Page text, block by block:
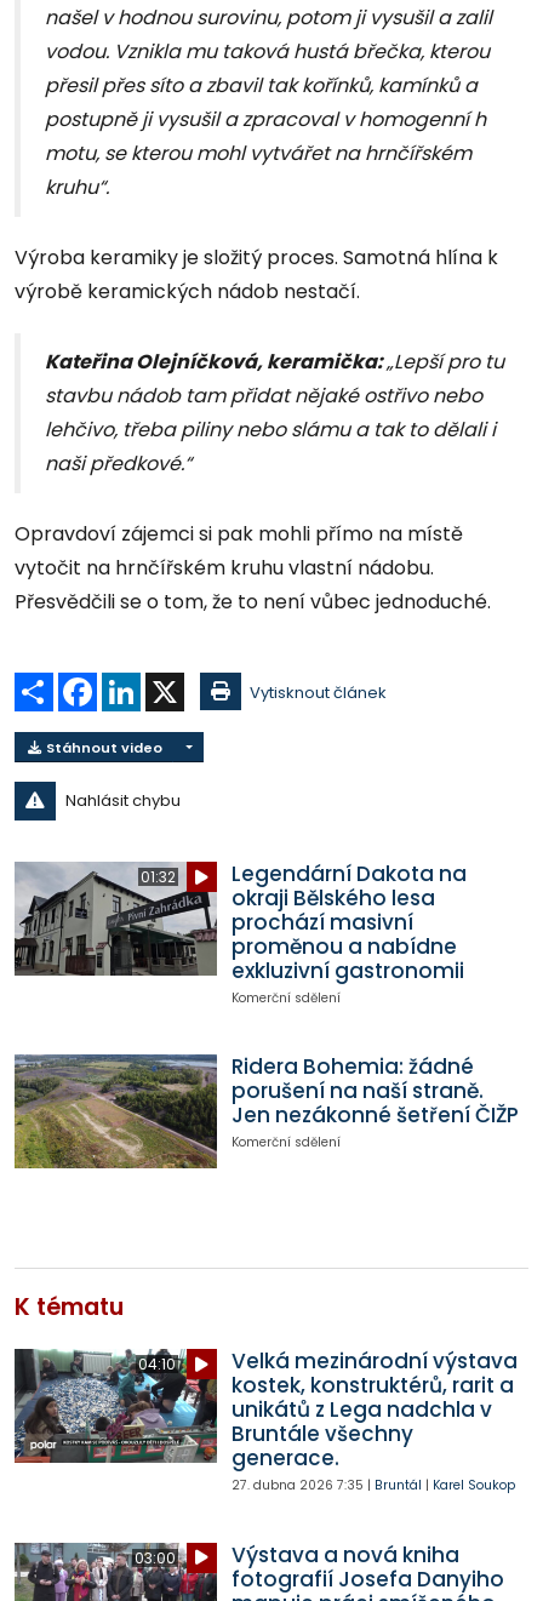
našel v hodnou surovinu, potom ji vysušil a zalil
vodou. Vznikla mu taková hustá břečka, kterou
přesil přes síto a zbavil tak kořínků, kamínků a
postupně ji vysušil a zpracoval v homogenní h
motu, se kterou mohl vytvářet na hrnčířském
kruhu“.
Výroba keramiky je složitý proces. Samotná hlína k
výrobě keramických nádob nestačí.
Kateřina Olejníčková, keramička:„Lepší pro tu
stavbu nádob tam přidat nějaké ostřivo nebo
lehčivo, třeba piliny nebo slámu a tak to dělali i
naši předkové.“
Opravdoví zájemci si pak mohli přímo na místě
vytočit na hrnčířském kruhu vlastní nádobu.
Přesvědčili se o tom, že to není vůbec jednoduché.
Sdílet Facebook
LinkedIn Vytisknout článek
Stáhnout video
Nahlásit chybu
01:32
Legendární Dakota na
okraji Bělského lesa
prochází masivní
proměnou a nabídne
exkluzivní gastronomii
Komerční sdělení
Ridera Bohemia: žádné
porušení na naší straně.
Jen nezákonné šetření ČIŽP
Komerční sdělení
K tématu
04:10
Velká mezinárodní výstava
kostek, konstruktérů, rarit a
unikátů z Lega nadchla v
Bruntále všechny
generace.
27. dubna 2026 7:35 | Bruntál | Karel Soukop
03:00
Výstava a nová kniha
fotografií Josefa Danyiho